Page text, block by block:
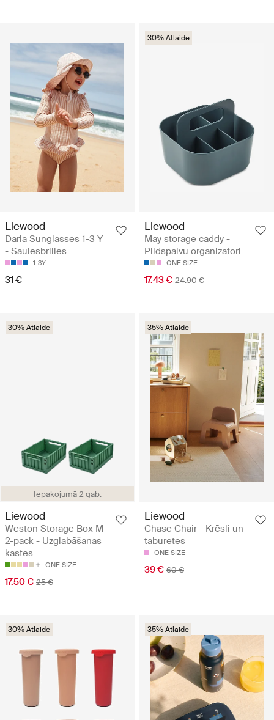
Liewood
Darla Sunglasses 1-3 Y
- Saulesbrilles
1-3Y
31 €
30% Atlaide
Liewood
May storage caddy -
Pildspalvu organizatori
ONE SIZE
17.43 € 24.90 €
Iepakojumā 2 gab.
30% Atlaide
Liewood
Weston Storage Box M
2-pack - Uzglabāšanas
kastes
ONE SIZE
17.50 € 25 €
35% Atlaide
Liewood
Chase Chair - Krēsli un
taburetes
ONE SIZE
39 € 60 €
30% Atlaide 35% Atlaide